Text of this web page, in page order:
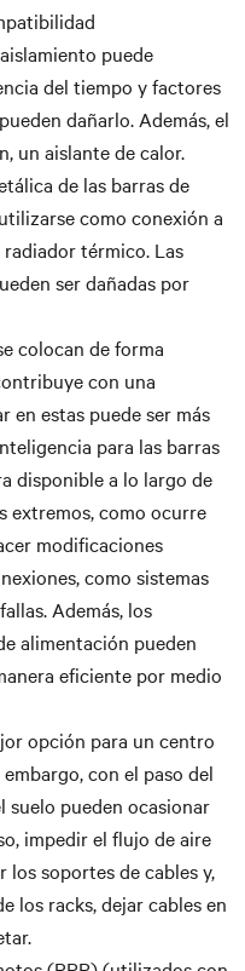
puede
del tiempo y factores
dañarlo. Además, el
un aislante de calor.
de las barras de
como conexión a
térmico. Las
ser dañadas por
colocan de forma
con una
en estas puede ser más
para las barras
disponible a lo largo de
extremos, como ocurre
modificaciones
como sistemas
Además, los
alimentación pueden
eficiente por medio
opción para un centro
con el paso del
suelo pueden ocasionar
impedir el flujo de aire
soportes de cables y,
los racks, dejar cables en